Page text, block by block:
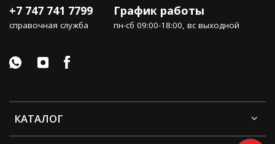
КАТАЛОГ
+7 747 741 7799
справочная служба
График работы
пн-сб 09:00-18:00, вс выходной